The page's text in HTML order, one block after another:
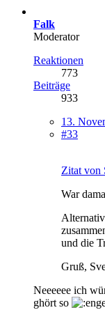
Falk
Moderator
Reaktionen
773
Beiträge
933
13.
#33
Zitat von
War
und die
Gruß,
Neeeeee ich
ghört so